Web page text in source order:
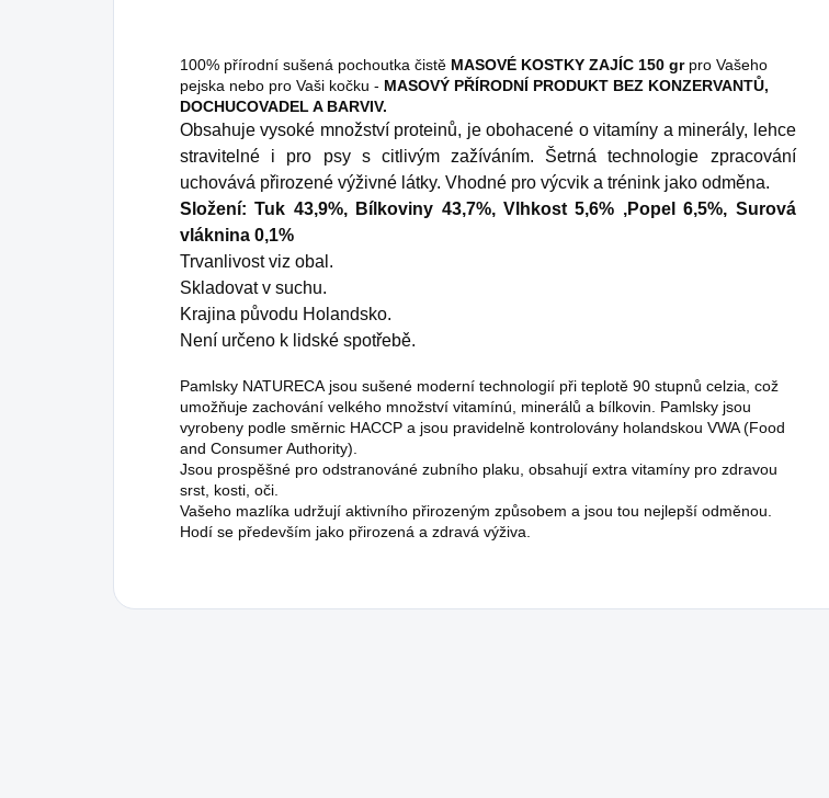
100% přírodní sušená pochoutka čistě MASOVÉ KOSTKY ZAJÍC 150 gr pro Vašeho
pejska nebo pro Vaši kočku - MASOVÝ PŘÍRODNÍ PRODUKT BEZ KONZERVANTŮ,
DOCHUCOVADEL A BARVIV.
Obsahuje vysoké množství proteinů, je obohacené o vitamíny a minerály, lehce
stravitelné i pro psy s citlivým zažíváním. Šetrná technologie zpracování
uchovává přirozené výživné látky. Vhodné pro výcvik a trénink jako odměna.
Složení: Tuk 43,9%, Bílkoviny 43,7%, Vlhkost 5,6% ,Popel 6,5%, Surová
vláknina 0,1%
Trvanlivost viz obal.
Skladovat v suchu.
Krajina původu Holandsko.
Není určeno k lidské spotřebě.
Pamlsky NATURECA jsou sušené moderní technologií při teplotě 90 stupnů celzia, což
umožňuje zachování velkého množství vitamínú, minerálů a bílkovin. Pamlsky jsou
vyrobeny podle směrnic HACCP a jsou pravidelně kontrolovány holandskou VWA (Food
and Consumer Authority).
Jsou prospěšné pro odstranováné zubního plaku, obsahují extra vitamíny pro zdravou
srst, kosti, oči.
Vašeho mazlíka udržují aktivního přirozeným způsobem a jsou tou nejlepší odměnou.
Hodí se především jako přirozená a zdravá výživa.